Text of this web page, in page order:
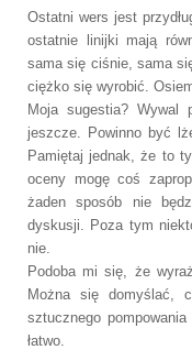
Ostatni wers jest
ostatnie linijki mają
sama się ciśnie, sama
ciężko się wyrobić.
Moja sugestia? Wywal
jeszcze. Powinno być
Pamiętaj jednak, że to
oceny mogę coś
żaden sposób nie
dyskusji. Poza tym
nie.
Podoba mi się, że
Można się domyślać,
sztucznego
łatwo.